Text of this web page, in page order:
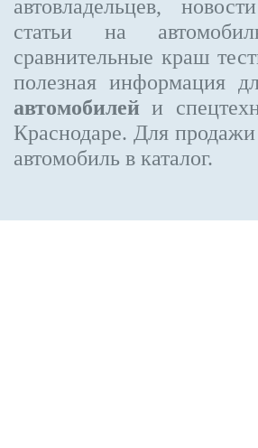
автовладельцев,
статьи на
сравнительные краш
полезная информация
автомобилей и
Краснодаре. Для
автомобиль в каталог.